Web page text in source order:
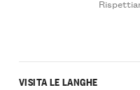
VISITA LE LANGHE